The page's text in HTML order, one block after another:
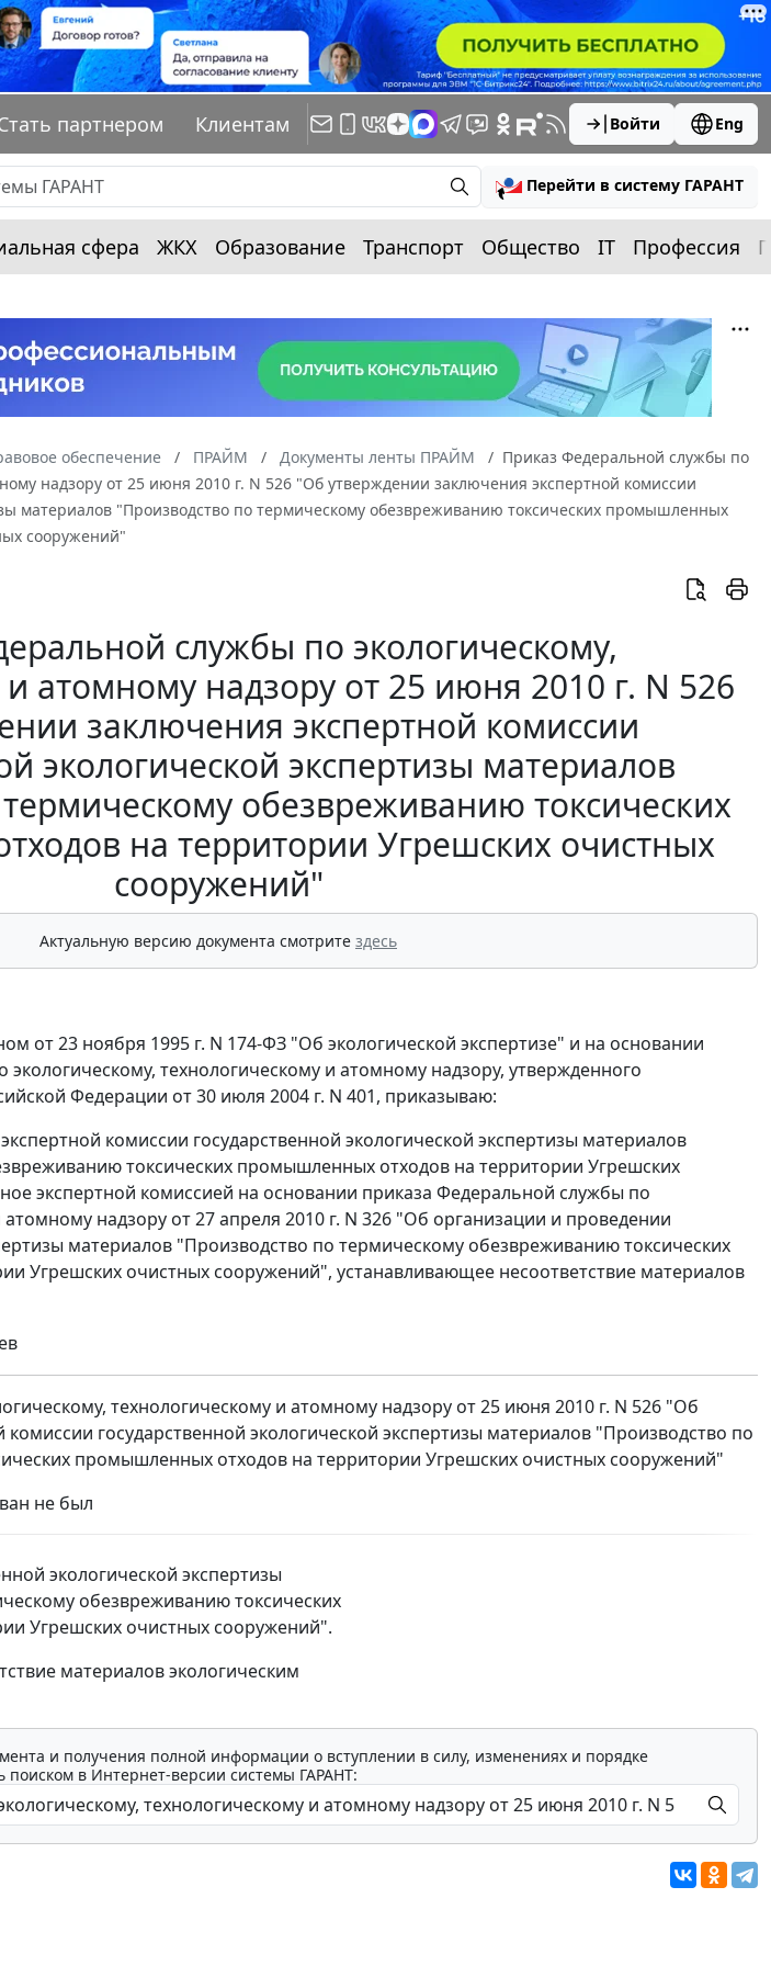
партнером Клиентам Войти Eng
Перейти в систему ГАРАНТ
сфера ЖКХ Образование Транспорт Общество IT Профессия
обеспечение ПРАЙМ Документы ленты ПРАЙМ
Приказ Федеральной службы по
надзору от 25 июня 2010 г. N 526 "Об утверждении заключения экспертной комиссии
материалов "Производство по термическому обезвреживанию токсических промышленных
сооружений"
службы по экологическому,
атомному надзору от 25 июня 2010 г. N 526
заключения экспертной комиссии
экологической экспертизы материалов
обезвреживанию токсических
на территории Угрешских очистных
сооружений"
Актуальную версию документа смотрите здесь
от 23 ноября 1995 г. N 174-ФЗ "Об экологической экспертизе" и на основании
технологическому и атомному надзору, утвержденного
Федерации от 30 июля 2004 г. N 401, приказываю:
комиссии государственной экологической экспертизы материалов
токсических промышленных отходов на территории Угрешских
экспертной комиссией на основании приказа Федеральной службы по
надзору от 27 апреля 2010 г. N 326 "Об организации и проведении
материалов "Производство по термическому обезвреживанию токсических
Угрешских очистных сооружений", устанавливающее несоответствие материалов
технологическому и атомному надзору от 25 июня 2010 г. N 526 "Об
государственной экологической экспертизы материалов "Производство по
промышленных отходов на территории Угрешских очистных сооружений"
не был
экологической экспертизы
обезвреживанию токсических
Угрешских очистных сооружений".
материалов экологическим
и получения полной информации о вступлении в силу, изменениях и порядке
поиском в Интернет-версии системы ГАРАНТ: